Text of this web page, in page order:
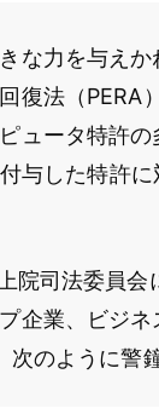
な力を与え
復法（PERA
ュータ特許
与した特許
院司法委員
企業、ビジ
次のように警